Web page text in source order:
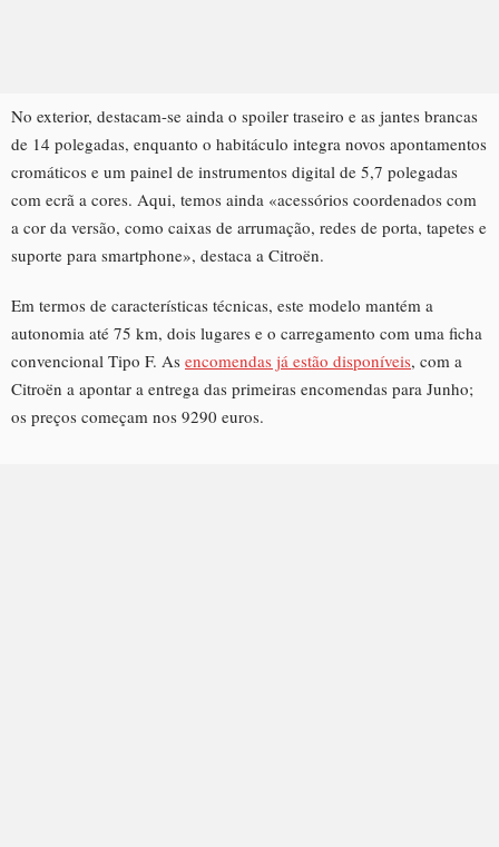
No exterior, destacam-se ainda o spoiler traseiro e as jantes brancas
de 14 polegadas, enquanto o habitáculo integra novos apontamentos
cromáticos e um painel de instrumentos digital de 5,7 polegadas
com ecrã a cores. Aqui, temos ainda «acessórios coordenados com
a cor da versão, como caixas de arrumação, redes de porta, tapetes e
suporte para smartphone», destaca a Citroën.
Em termos de características técnicas, este modelo mantém a
autonomia até 75 km, dois lugares e o carregamento com uma ficha
convencional Tipo F. As encomendas já estão disponíveis, com a
Citroën a apontar a entrega das primeiras encomendas para Junho;
os preços começam nos 9290 euros.